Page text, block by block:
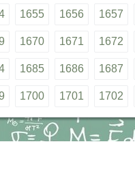
1655 1656 1657
1670 1671 1672
1685 1686 1687
1700 1701 1702